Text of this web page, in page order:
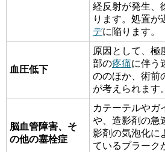
経反射が発生、
ります。処置が
デに陥ります。
血圧低下
原因として、極
部の疼痛に伴う
ののほか、術前
が考えられます。
脳血管障害、そ
の他の塞栓症
カテーテルやガ
や、造影剤の急
影剤の気泡化に
ているプラーク